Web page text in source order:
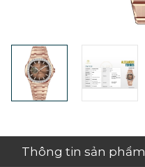
Thông tin sản phẩm